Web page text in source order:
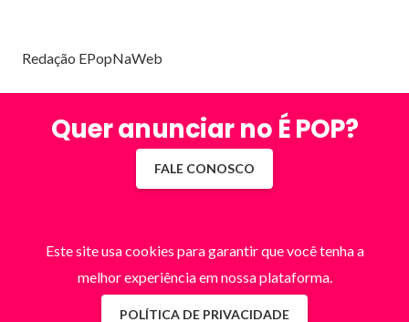
Redação EPopNaWeb
Quer anunciar no É POP?
FALE CONOSCO
Este site usa cookies para garantir que você tenha a
melhor experiência em nossa plataforma.
POLÍTICA DE PRIVACIDADE